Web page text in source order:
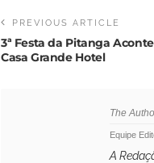
PREVIOUS ARTICLE
3ª Festa da Pitanga
Casa Grande Hotel
The
Equipe
A